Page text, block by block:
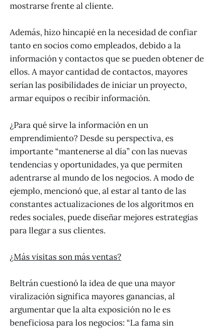
mostrarse frente al cliente.
Además, hizo hincapié en la necesidad de confiar
tanto en socios como empleados, debido a la
información y contactos que se pueden obtener de
ellos. A mayor cantidad de contactos, mayores
serían las posibilidades de iniciar un proyecto,
armar equipos o recibir información.
¿Para qué sirve la información en un
emprendimiento? Desde su perspectiva, es
importante “mantenerse al día” con las nuevas
tendencias y oportunidades, ya que permiten
adentrarse al mundo de los negocios. A modo de
ejemplo, mencionó que, al estar al tanto de las
constantes actualizaciones de los algoritmos en
redes sociales, puede diseñar mejores estrategias
para llegar a sus clientes.
¿Más visitas son más ventas?
Beltrán cuestionó la idea de que una mayor
viralización significa mayores ganancias, al
argumentar que la alta exposición no le es
beneficiosa para los negocios: “La fama sin